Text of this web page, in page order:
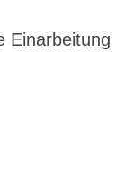
Einarbeitung